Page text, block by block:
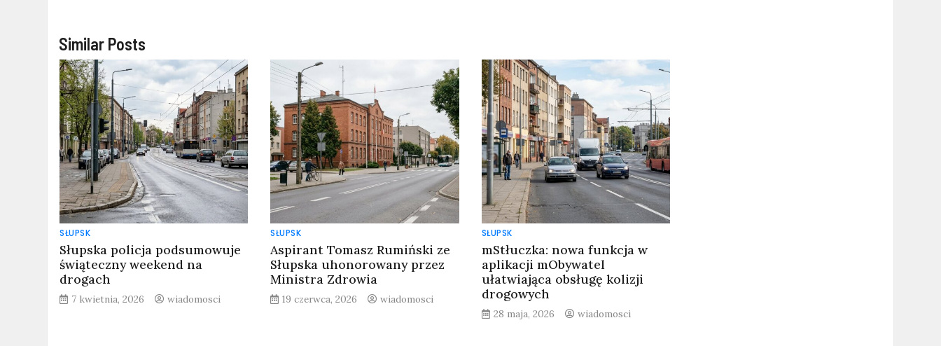
Similar Posts
SŁUPSK
Słupska policja podsumowuje
świąteczny weekend na
drogach
7 kwietnia, 2026 wiadomosci
SŁUPSK
Aspirant Tomasz Rumiński ze
Słupska uhonorowany przez
Ministra Zdrowia
19 czerwca, 2026 wiadomosci
SŁUPSK
mStłuczka: nowa funkcja w
aplikacji mObywatel
ułatwiająca obsługę kolizji
drogowych
28 maja, 2026 wiadomosci